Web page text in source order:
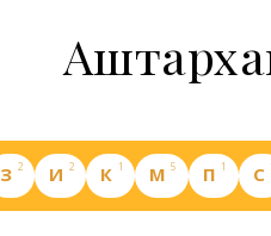
З 2 И 2 К 1 М 5 П 1 С